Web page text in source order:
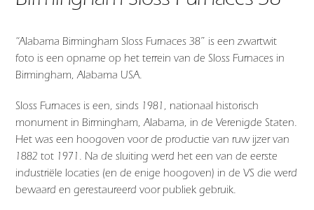
“Alabama Birmingham Sloss Furnaces 38” is een zwartwit
foto is een opname op het terrein van de Sloss Furnaces in
Birmingham, Alabama USA.
Sloss Furnaces is een, sinds 1981, nationaal historisch
monument in Birmingham, Alabama, in de Verenigde Staten.
Het was een hoogoven voor de productie van ruw ijzer van
1882 tot 1971. Na de sluiting werd het een van de eerste
industriële locaties (en de enige hoogoven) in de VS die werd
bewaard en gerestaureerd voor publiek gebruik.